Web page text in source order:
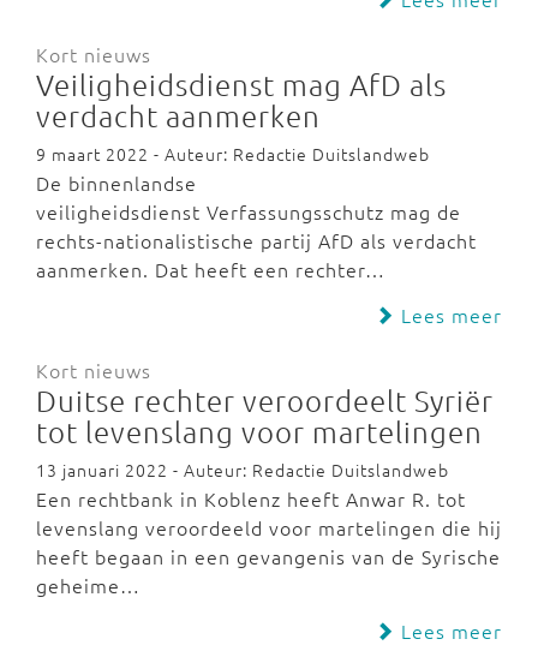
Kort nieuws
Veiligheidsdienst mag AfD als
verdacht aanmerken
9 maart 2022 - Auteur: Redactie Duitslandweb
De binnenlandse
veiligheidsdienst Verfassungsschutz mag de
rechts-nationalistische partij AfD als verdacht
aanmerken. Dat heeft een rechter…
Lees meer
Kort nieuws
Duitse rechter veroordeelt Syriër
tot levenslang voor martelingen
13 januari 2022 - Auteur: Redactie Duitslandweb
Een rechtbank in Koblenz heeft Anwar R. tot
levenslang veroordeeld voor martelingen die hij
heeft begaan in een gevangenis van de Syrische
geheime…
Lees meer